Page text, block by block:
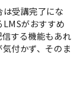
受講完了にな
LMSがおすすめ
する機能もあれ
付かず、そのま